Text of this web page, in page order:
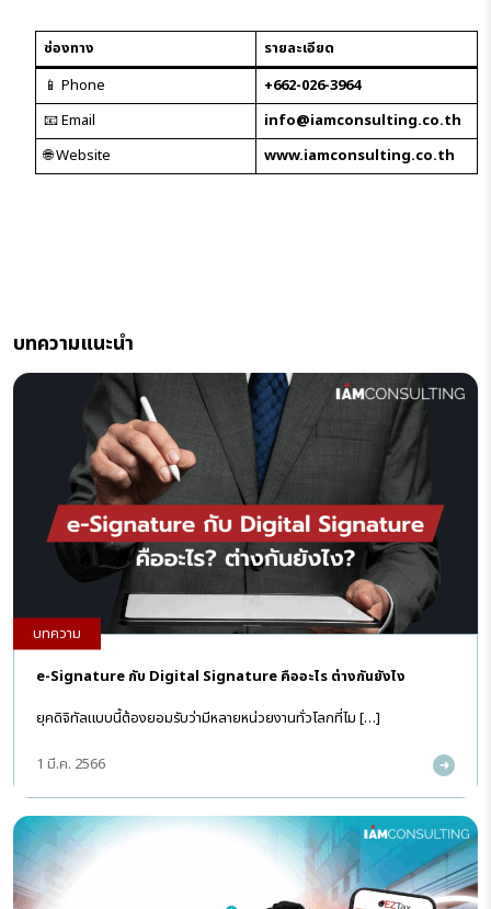
ช่องทาง
รายละเอียด
📱 Phone
+662-026-3964
📧 Email
info@iamconsulting.co.th
🌐 Website
www.iamconsulting.co.th
บทความแนะนำ
e-Signature กับ Digital Signature คืออะไร ต่างกันยังไง
ยุคดิจิทัลแบบนี้ต้องยอมรับว่ามีหลายหน่วยงานทั่วโลกที่ไม […]
บทความ
1 มี.ค. 2566